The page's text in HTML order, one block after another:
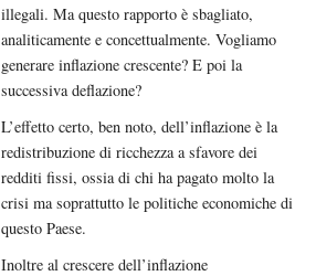
illegali. Ma questo rapporto è sbagliato,
analiticamente e concettualmente. Vogliamo
generare inflazione crescente? E poi la
successiva deflazione?
L’effetto certo, ben noto, dell’inflazione è la
redistribuzione di ricchezza a sfavore dei
redditi fissi, ossia di chi ha pagato molto la
crisi ma soprattutto le politiche economiche di
questo Paese.
Inoltre al crescere dell’inflazione